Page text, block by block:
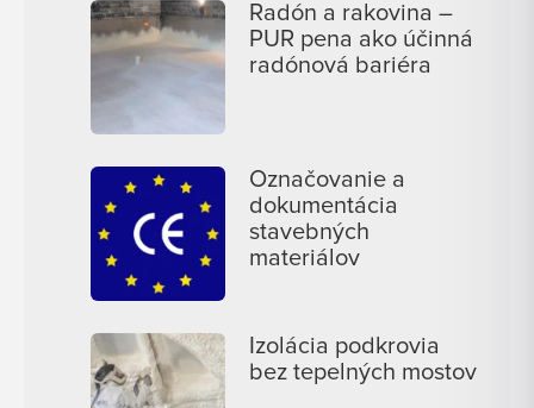
Radón a rakovina –
PUR pena ako účinná
radónová bariéra
Označovanie a
dokumentácia
stavebných
materiálov
Izolácia podkrovia
bez tepelných mostov